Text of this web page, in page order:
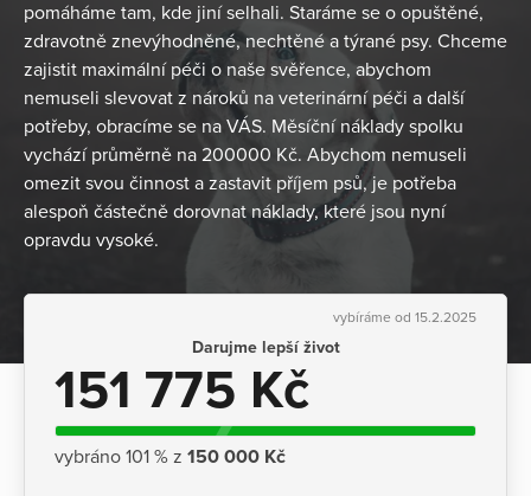
pomáháme tam, kde jiní selhali. Staráme se o opuštěné,
zdravotně znevýhodněné, nechtěné a týrané psy. Chceme
zajistit maximální péči o naše svěřence, abychom
nemuseli slevovat z nároků na veterinární péči a další
potřeby, obracíme se na VÁS. Měsíční náklady spolku
vychází průměrně na 200000 Kč. Abychom nemuseli
omezit svou činnost a zastavit příjem psů, je potřeba
alespoň částečně dorovnat náklady, které jsou nyní
opravdu vysoké.
vybíráme od 15.2.2025
Darujme lepší život
151 775 Kč
vybráno 101 % z 150 000 Kč